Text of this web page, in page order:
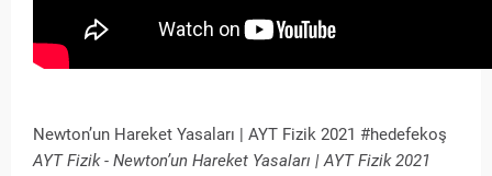
Newton’un Hareket Yasaları | AYT Fizik 2021 #hedefekoş
AYT Fizik - Newton’un Hareket Yasaları | AYT Fizik 2021